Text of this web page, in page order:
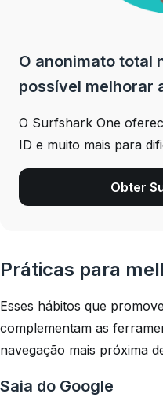
O anonimato total
possível melhorar
O Surfshark One
ID e muito mais para
Obter
Práticas para
Esses hábitos que
complementam as
navegação mais próxima
Saia do Google